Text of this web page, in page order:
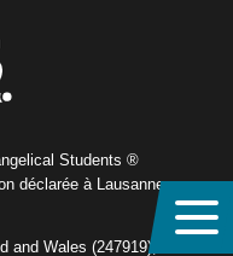
Students ®
déclarée à Lausanne,
Wales (247919), and